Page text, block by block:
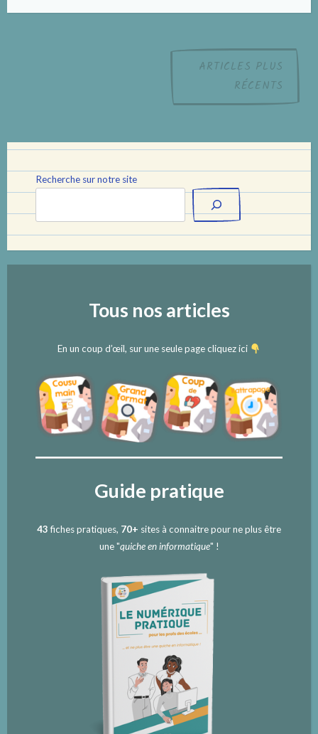
ARTICLES PLUS
RÉCENTS
Recherche sur notre site
Tous nos articles
En un coup d’œil, sur une seule page cliquez ici
Guide pratique
43fiches pratiques, 70+ sites à connaitre pour ne plus être
une "quiche en informatique" !